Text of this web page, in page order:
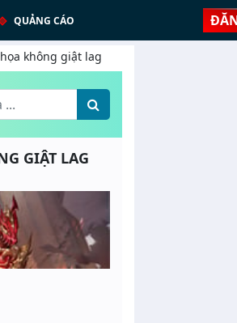
QUẢNG CÁO
không giật lag
GIẬT LAG